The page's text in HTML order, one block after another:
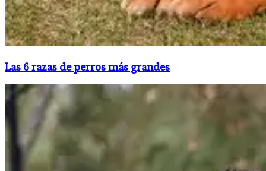
Las 6 razas de perros más grandes